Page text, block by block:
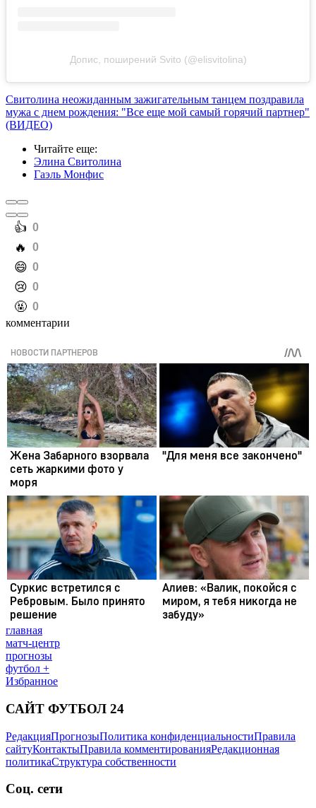
Допис, поширений Svito (@elisvitolina)
Свитолина неожиданным зажигательным танцем поздравила
мужа с днем рождения: "Все еще мой самый горячий партнер"
(ВИДЕО)
Читайте еще:
Элина Свитолина
Гаэль Монфис
️👍 0
️🔥 0
️😄 0
️😢 0
️🤬 0
комментарии
главная
матч-центр
прогнозы
футбол +
Избранное
САЙТ ФУТБОЛ 24
РедакцияПрогнозыПолитика конфиденциальностиПравила
сайтуКонтактыПравила комментированияРедакционная
политикаСтруктура собственности
Соц. сети